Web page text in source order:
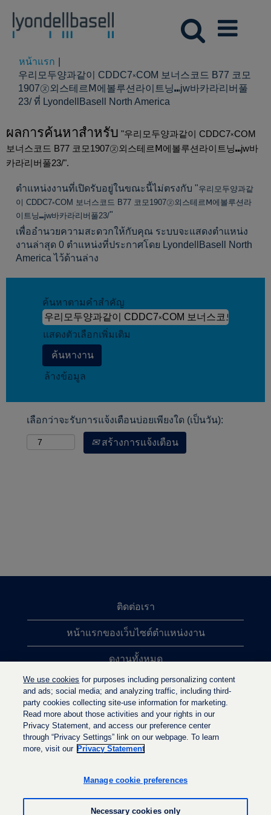
หน้าแรก
우리모두양과같이 CDDC7༝COM 보너스코드 B77 코모
1907㋦외스테르Ⅿ에볼루션라이트닝⑉jw바카라ׄ리버풀
23/ ที่ LyondellBasell North America
ผลการค้นหาสำหรับ "우리모두양과같이 CDDC7༝COM
보너스코드 B77 코모1907㋦외스테르Ⅿ에볼루션라이트닝⑉jw바
카라ׄ리버풀23/".
ตำแหน่งงานที่เปิดรับอยู่ในขณะนี้ไม่ตรงกับ "우리모두양과같
이 CDDC7༝COM 보너스코드 B77 코모1907㋦외스테르Ⅿ에볼루션라
이트닝⑉jw바카라ׄ리버풀23/"
เพื่ออำนวยความสะดวกให้กับคุณ ระบบจะแสดงตำแหน่ง
งานล่าสุด 0 ตำแหน่งที่ประกาศโดย LyondellBasell North
America ไว้ด้านล่าง
ค้นหาตามคำสำคัญ
แสดงตัวเลือกเพิ่มเติม
ล้างข้อมูล
เลือกว่าจะรับการแจ้งเตือนบ่อยเพียงใด (เป็นวัน):
สร้างการแจ้งเตือน
ติดต่อเรา
หน้าแรกของเว็บไซต์ตำแหน่งงาน
ดูงานทั้งหมด
การค้นหาตำแหน่งงานยอดนิยม
นโยบายความเป็นส่วนตัว
ด
น
แ
ด
น
We use cookies for purposes including personalizing content
and ads; social media; and analyzing traffic, including third-
party cookies collecting site-use information for marketing.
Read more about those activities and your rights in our
Privacy Statement, and access our preference center
through “Privacy Settings” link on our webpage. To learn
more, visit our Privacy Statement
Manage cookie preferences
Necessary cookies only